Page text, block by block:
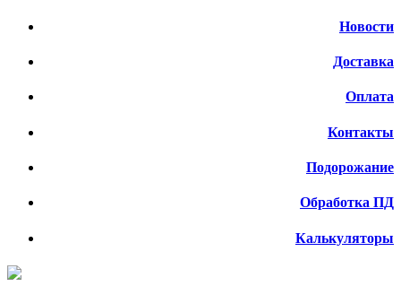
Новости
Доставка
Оплата
Контакты
Подорожание
Обработка ПД
Калькуляторы